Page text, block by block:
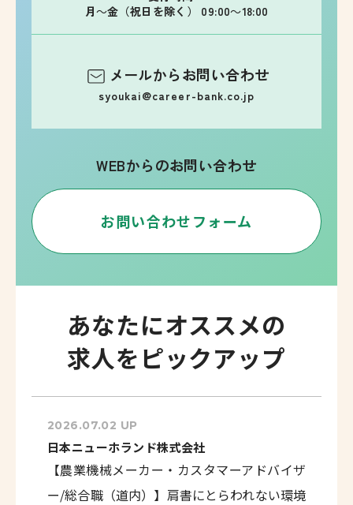
月～金（祝日を除く） 09:00～18:00
メールからお問い合わせ
syoukai@career-bank.co.jp
WEBからのお問い合わせ
お問い合わせフォーム
あなたにオススメの
求人をピックアップ
2026.07.02 UP
日本ニューホランド株式会社
【農業機械メーカー・カスタマーアドバイザ
ー/総合職（道内）】肩書にとらわれない環境